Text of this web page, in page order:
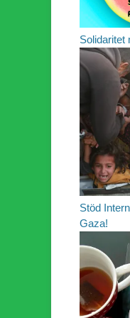
Solidaritet
Stöd
Gaza!